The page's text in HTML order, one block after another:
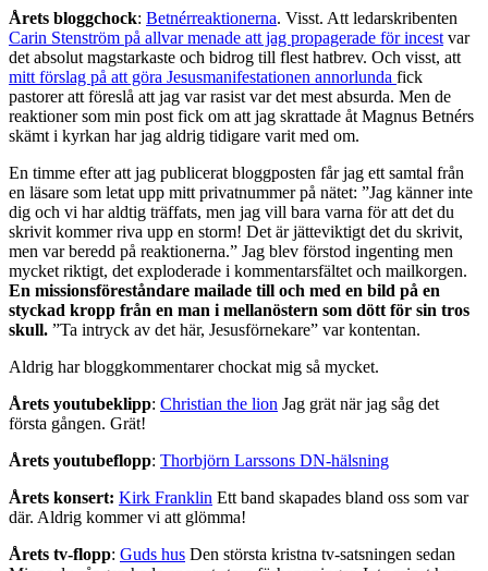
Årets bloggchock: Betnérreaktionerna. Visst. Att ledarskribenten
Carin Stenström på allvar menade att jag propagerade för incest var
det absolut magstarkaste och bidrog till flest hatbrev. Och visst, att
mitt förslag på att göra Jesusmanifestationen annorlunda fick
pastorer att föreslå att jag var rasist var det mest absurda. Men de
reaktioner som min post fick om att jag skrattade åt Magnus Betnérs
skämt i kyrkan har jag aldrig tidigare varit med om.
En timme efter att jag publicerat bloggposten får jag ett samtal från
en läsare som letat upp mitt privatnummer på nätet: ”Jag känner inte
dig och vi har aldtig träffats, men jag vill bara varna för att det du
skrivit kommer riva upp en storm! Det är jätteviktigt det du skrivit,
men var beredd på reaktionerna.” Jag blev förstod ingenting men
mycket riktigt, det exploderade i kommentarsfältet och mailkorgen.
En missionsföreståndare mailade till och med en bild på en
styckad kropp från en man i mellanöstern som dött för sin tros
skull. ”Ta intryck av det här, Jesusförnekare” var kontentan.
Aldrig har bloggkommentarer chockat mig så mycket.
Årets youtubeklipp: Christian the lion Jag grät när jag såg det
första gången. Grät!
Årets youtubeflopp: Thorbjörn Larssons DN-hälsning
Årets konsert: Kirk Franklin Ett band skapades bland oss som var
där. Aldrig kommer vi att glömma!
Årets tv-flopp: Guds hus Den största kristna tv-satsningen sedan